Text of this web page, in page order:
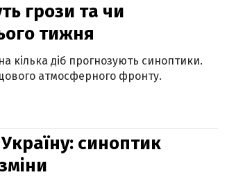
грози та чи
тижня
кілька діб прогнозують синоптики.
атмосферного фронту.
синоптик